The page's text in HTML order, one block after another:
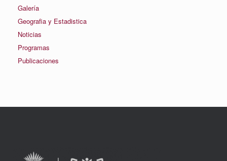
Galería
Geografia y Estadistica
Noticias
Programas
Publicaciones